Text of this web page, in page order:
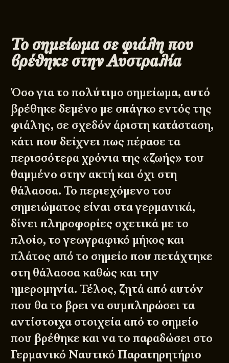
Το σημείωμα σε φιάλη που
βρέθηκε στην Αυστραλία
Όσο για το πολύτιμο σημείωμα, αυτό
βρέθηκε δεμένο με σπάγκο εντός της
φιάλης, σε σχεδόν άριστη κατάσταση,
κάτι που δείχνει πως πέρασε τα
περισσότερα χρόνια της «ζωής» του
θαμμένο στην ακτή και όχι στη
θάλασσα. Το περιεχόμενο του
σημειώματος είναι στα γερμανικά,
δίνει πληροφορίες σχετικά με το
πλοίο, το γεωγραφικό μήκος και
πλάτος από το σημείο που πετάχτηκε
στη θάλασσα καθώς και την
ημερομηνία. Τέλος, ζητά από αυτόν
που θα το βρει να συμπληρώσει τα
αντίστοιχα στοιχεία από το σημείο
που βρέθηκε και να το παραδώσει στο
Γερμανικό Ναυτικό Παρατηρητήριο